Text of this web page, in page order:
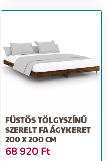
FÜSTÖS TÖLGYSZÍNŰ
SZERELT FA ÁGYKERET
200 X 200 CM
68 920 Ft